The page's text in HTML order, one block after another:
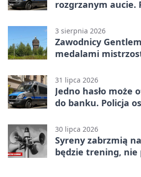
rozgrzanym aucie.
3 sierpnia 2026
Zawodnicy
medalami
31 lipca 2026
Jedno hasło może
do banku. Policja
30 lipca 2026
Syreny zabrzmią
będzie trening, nie